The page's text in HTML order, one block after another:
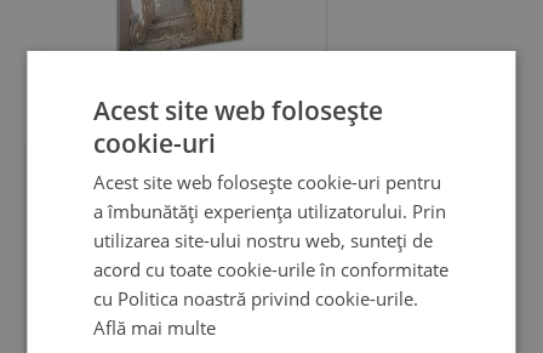
349.99 LEI
Imagine de sticlă
sat grecesc
Acest site web folosește
cookie-uri
Acest site web folosește cookie-uri pentru
a îmbunătăți experiența utilizatorului. Prin
utilizarea site-ului nostru web, sunteți de
acord cu toate cookie-urile în conformitate
cu Politica noastră privind cookie-urile.
Află mai multe